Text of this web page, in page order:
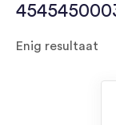
Enig resultaat